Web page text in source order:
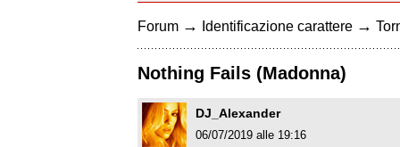
Forum → Identificazione carattere →
Nothing Fails (Madonna)
DJ_Alexander
06/07/2019 alle 19:16